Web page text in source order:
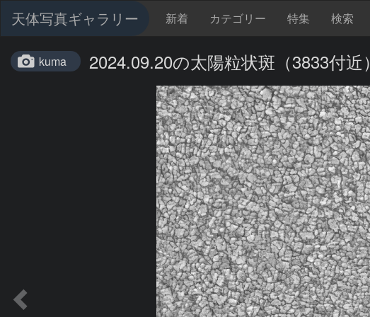
天体写真ギャラリー 新着 カテゴリー 特集 検索
kuma 2024.09.20の太陽粒状斑（3833付近）